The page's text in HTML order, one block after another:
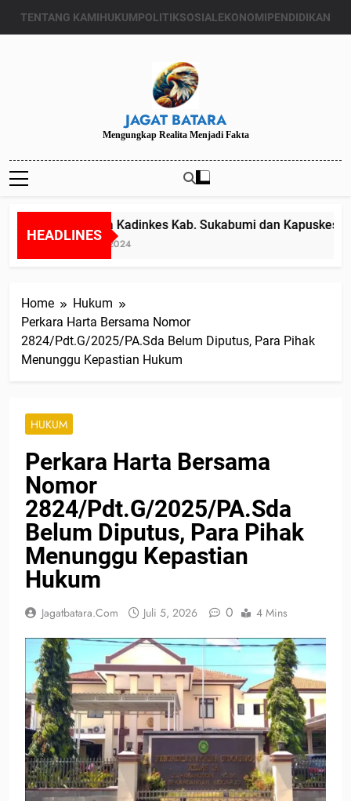
TENTANG KAMIHUKUMPOLITIKSOSIALEKONOMIPENDIDIKAN
JAGAT BATARA
Mengungkap Realita Menjadi Fakta
HEADLINES
Diduga Kadinkes Kab. Sukabumi dan
Juli 24, 2024
Home
Hukum
Perkara Harta Bersama Nomor
2824/Pdt.G/2025/PA.Sda Belum Diputus, Para Pihak
Menunggu Kepastian Hukum
HUKUM
Perkara Harta Bersama
Nomor
2824/Pdt.G/2025/PA.Sda
Belum Diputus, Para Pihak
Menunggu Kepastian
Hukum
Jagatbatara.com Juli 5, 2026 0 4 Mins